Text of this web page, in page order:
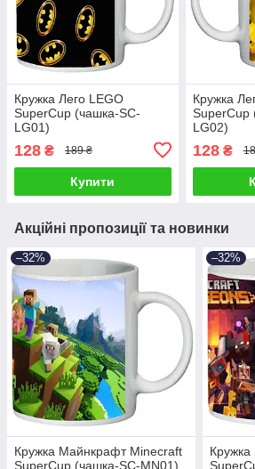
Кружка Лего LEGO
SuperCup (чашка-SC-
LG01)
128 ₴ 189 ₴
Купити
Кружка
SuperCup
LG02)
128₴
Акційні пропозиції та новинки
–32%
Кружка Майнкрафт Minecraft
SuperCup (чашка-SC-MN01)
–32%